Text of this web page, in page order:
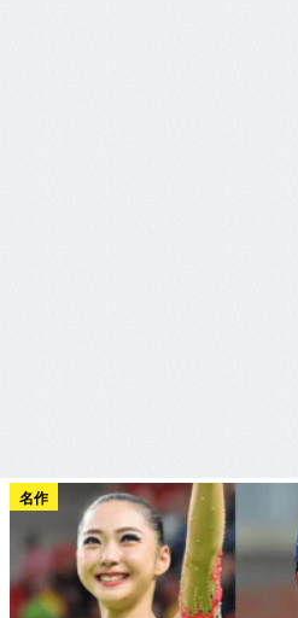
名作